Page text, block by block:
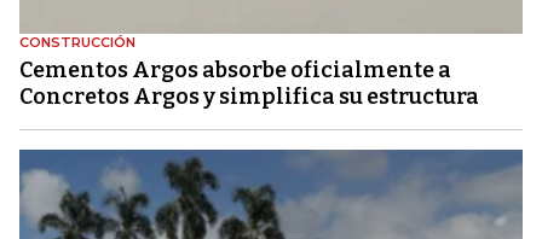
CONSTRUCCIÓN
Cementos Argos absorbe oficialmente a
Concretos Argos y simplifica su estructura